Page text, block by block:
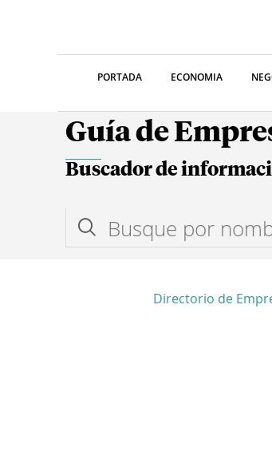
PORTADA ECONOMIA
Guía de
Buscador de
Directorio de